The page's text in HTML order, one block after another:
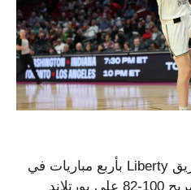
بورتلاند ، أوريغون – توج فريق Liberty بأربع مباريات في
أسبوع ليلة الخميس بفوز مريح 100-82 على بورتلاند